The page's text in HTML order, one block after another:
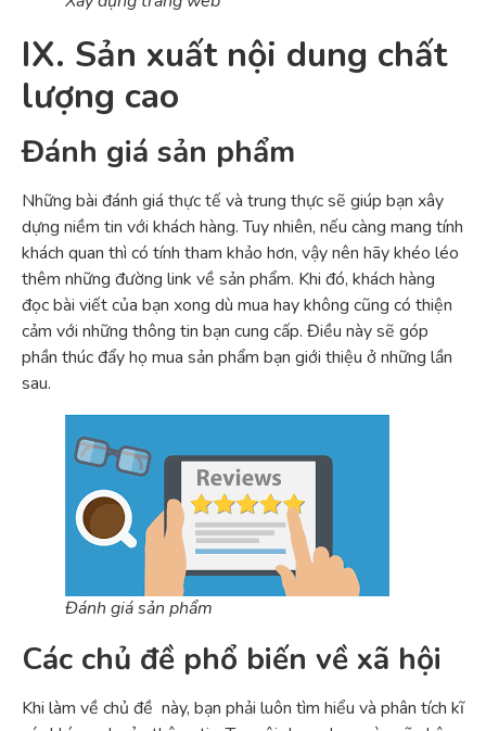
IX. Sản xuất nội dung chất
lượng cao
Đánh giá sản phẩm
Những bài đánh giá thực tế và trung thực sẽ giúp bạn xây
dựng niềm tin với khách hàng. Tuy nhiên, nếu càng mang tính
khách quan thì có tính tham khảo hơn, vậy nên hãy khéo léo
thêm những đường link về sản phẩm. Khi đó, khách hàng
đọc bài viết của bạn xong dù mua hay không cũng có thiện
cảm với những thông tin bạn cung cấp. Điều này sẽ góp
phần thúc đẩy họ mua sản phẩm bạn giới thiệu ở những lần
sau.
Đánh giá sản phẩm
Các chủ đề phổ biến về xã hội
Khi làm về chủ đề này, bạn phải luôn tìm hiểu và phân tích kĩ